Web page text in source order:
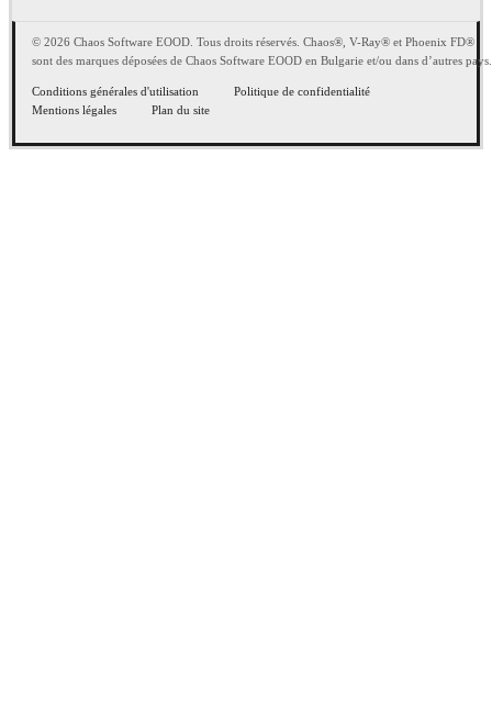
© 2026 Chaos Software EOOD. Tous droits réservés. Chaos®, V-Ray® et Phoenix FD®
sont des marques déposées de Chaos Software EOOD en Bulgarie et/ou dans d’autres pays.
Conditions générales d'utilisation
Politique de confidentialité
Mentions légales
Plan du site